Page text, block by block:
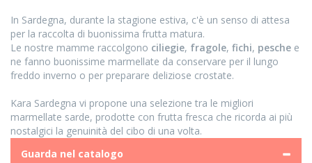
In Sardegna, durante la stagione estiva, c'è un senso di attesa
per la raccolta di buonissima frutta matura.
Le nostre mamme raccolgono ciliegie, fragole, fichi, pesche e
ne fanno buonissime marmellate da conservare per il lungo
freddo inverno o per preparare deliziose crostate.
Kara Sardegna vi propone una selezione tra le migliori
marmellate sarde, prodotte con frutta fresca che ricorda ai più
nostalgici la genuinità del cibo di una volta.
Guarda nel catalogo